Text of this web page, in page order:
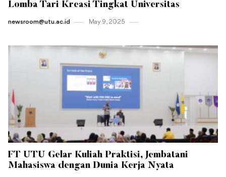
Lomba Tari Kreasi Tingkat Universitas
newsroom@utu.ac.id May 9 , 2025
FT UTU Gelar Kuliah Praktisi, Jembatani
Mahasiswa dengan Dunia Kerja Nyata